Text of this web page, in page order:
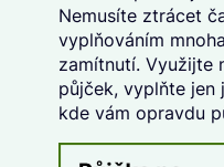
Nemusíte ztrácet
vyplňováním
zamítnutí. Využijte
půjček, vyplňte jen
kde vám opravdu